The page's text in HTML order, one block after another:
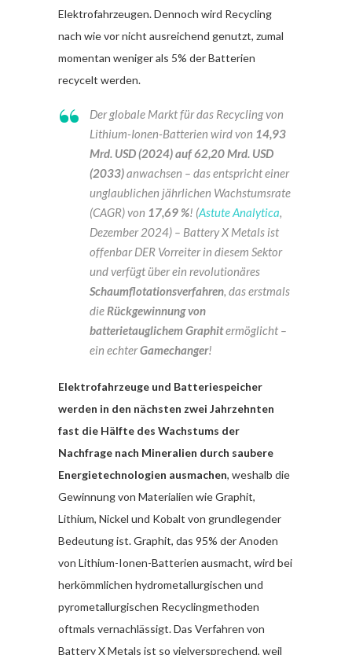
Elektrofahrzeugen.Dennoch wird Recycling
nach wie vor nicht ausreichend genutzt, zumal
momentan weniger als 5% der Batterien
recycelt werden.
Der globale Markt für das Recycling von
Lithium-Ionen-Batterien wird von 14,93
Mrd. USD (2024) auf 62,20 Mrd. USD
(2033)anwachsen – das entspricht einer
unglaublichen jährlichen Wachstumsrate
(CAGR) von 17,69 %! (Astute Analytica,
Dezember 2024) – Battery X Metals ist
offenbar DER Vorreiter in diesem Sektor
und verfügt über ein revolutionäres
Schaumflotationsverfahren, das erstmals
dieRückgewinnung von
batterietauglichem Graphitermöglicht –
ein echterGamechanger!
Elektrofahrzeuge und Batteriespeicher
werden in den nächsten zwei Jahrzehnten
fast die Hälfte des Wachstums der
Nachfrage nach Mineralien durch saubere
Energietechnologien ausmachen, weshalb die
Gewinnung von Materialien wie Graphit,
Lithium, Nickel und Kobalt von grundlegender
Bedeutung ist. Graphit, das 95% der Anoden
von Lithium-Ionen-Batterien ausmacht, wird bei
herkömmlichen hydrometallurgischen und
pyrometallurgischen Recyclingmethoden
oftmals vernachlässigt. Das Verfahren von
Battery X Metals ist so vielversprechend, weil